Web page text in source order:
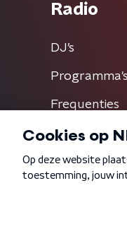
Radio
DJ’s
Programma's
Frequenties
Algemene